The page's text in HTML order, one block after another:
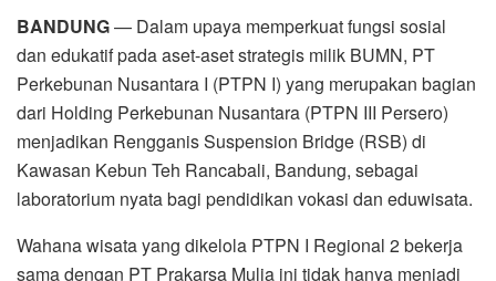
BANDUNG— Dalam upaya memperkuat fungsi sosial
dan edukatif pada aset-aset strategis milik BUMN, PT
Perkebunan Nusantara I (PTPN I) yang merupakan bagian
dari Holding Perkebunan Nusantara (PTPN III Persero)
menjadikan Rengganis Suspension Bridge (RSB) di
Kawasan Kebun Teh Rancabali, Bandung, sebagai
laboratorium nyata bagi pendidikan vokasi dan eduwisata.
Wahana wisata yang dikelola PTPN I Regional 2 bekerja
sama dengan PT Prakarsa Mulia ini tidak hanya menjadi